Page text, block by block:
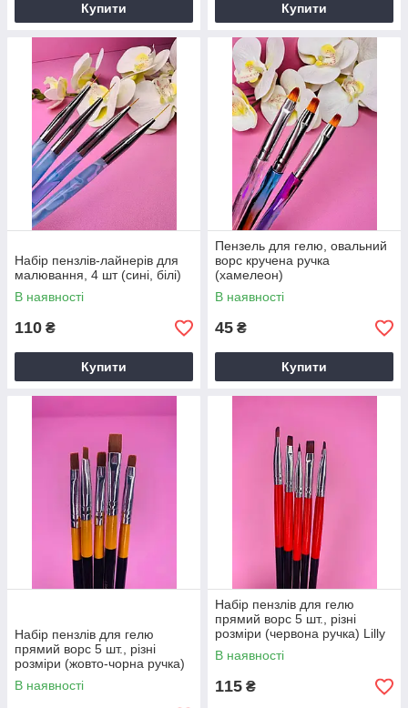
Купити Купити
Набір пензлів-лайнерів для
малювання, 4 шт (сині, білі)
В наявності
110 ₴
Купити
Пензель для гелю, овальний
ворс кручена ручка
(хамелеон)
В наявності
45 ₴
Купити
Набір пензлів для гелю
прямий ворс 5 шт., різні
розміри (жовто-чорна ручка)
Lilly Beaute
В наявності
Набір пензлів для гелю
прямий ворс 5 шт., різні
розміри (червона ручка) Lilly
Beaute
В наявності
115 ₴